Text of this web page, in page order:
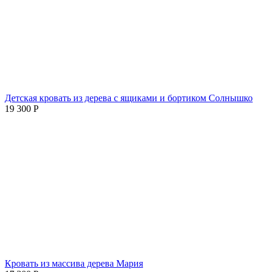
Детская кровать из дерева с ящиками и бортиком Солнышко
19 300 Р
Кровать из массива дерева Мария